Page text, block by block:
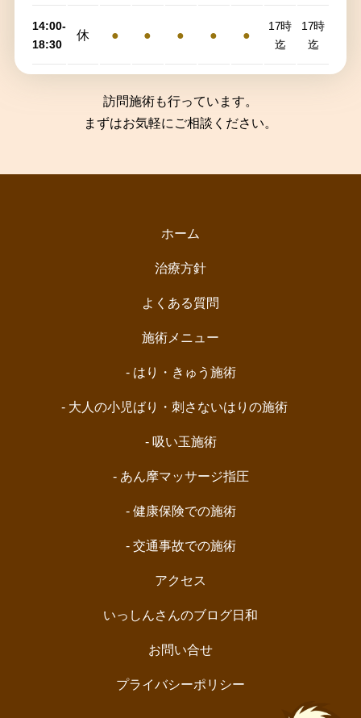
14:00-
18:30
休 ● ● ● ● ●
17時
迄
17時
迄
訪問施術も行っています。
まずはお気軽にご相談ください。
ホーム
治療方針
よくある質問
施術メニュー
- はり・きゅう施術
- 大人の小児ばり・刺さないはりの施術
- 吸い玉施術
- あん摩マッサージ指圧
- 健康保険での施術
- 交通事故での施術
アクセス
いっしんさんのブログ日和
お問い合せ
プライバシーポリシー